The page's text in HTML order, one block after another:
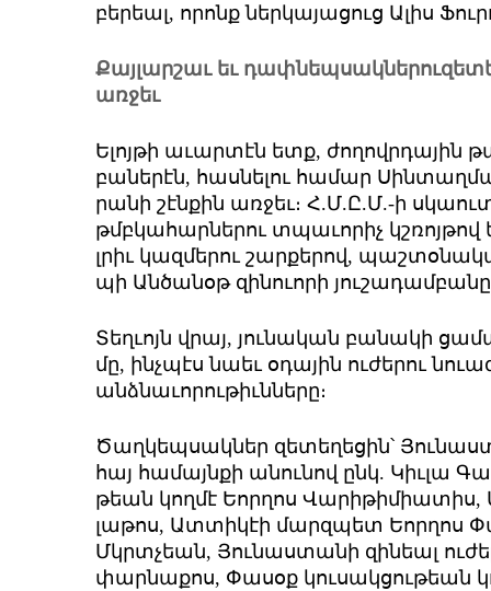
բե­րեալ, ո­րոնք ներ­կա­յա­ցուց Ա­լիս
­Քայ­լար­շաւ եւ
առ­ջեւ
Ե­լոյ­թի ա­ւար­տէն ետք, ժո­ղովր­դա­յին
բա­նե­րէն, հաս­նե­լու հա­մար
րա­նի շէն­քին առ­ջեւ։ Հ.Մ.Ը.Մ.-ի
թմբկա­հար­նե­րու տպա­ւո­րիչ
լրիւ կազ­մե­րու շար­քե­րով,
պի Ան­ծա­նօթ զի­նո­ւո­րի
­Տեղ­ւոյն վրայ, յու­նա­կան բա­նա­կի
մը, ինչ­պէս նաեւ օ­դա­յին ու­ժե­րու
անձ­նա­ւո­րու­թիւն­նե­րը։
Ծաղ­կեպ­սակ­ներ զե­տե­ղե­ցին՝
հայ հա­մայն­քի ա­նու­նով ընկ.
թեան կող­մէ Եոր­ղոս
լա­թոս, Ատ­տի­կէի մարզ­պետ Եոր­ղոս
Մկրտ­չեան, ­Յու­նաս­տա­նի զի­նեալ
փար­նա­քոս, ­Փա­սօք կու­սակ­ցու­թեան